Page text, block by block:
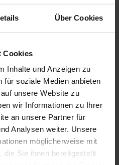
Über Cookies
Cookies
Inhalte und Anzeigen zu
für soziale Medien anbieten
unsere Website zu
wir Informationen zu Ihrer
an unsere Partner für
Analysen weiter. Unsere
möglicherweise mit
die Sie ihnen bereitgestellt
Ecke gedacht!
ZIP-Führung verschatten große
windstabil. Dabei
der Führungsschiene seitliche
äußerst filigrane und schmale